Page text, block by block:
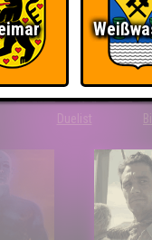
Duelist